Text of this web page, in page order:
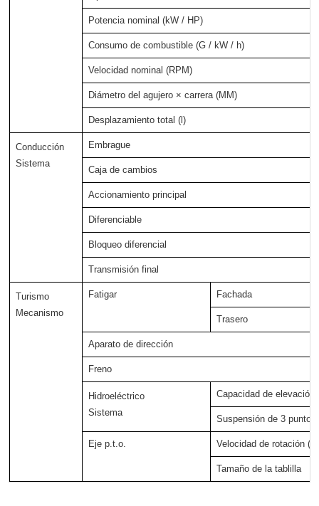
Potencia nominal (kW / HP)
Consumo de combustible (G / kW / h)
Velocidad nominal (RPM)
Diámetro del agujero × carrera (MM)
Desplazamiento total (l)
Conducción
Sistema
Embrague
Caja de cambios
Accionamiento principal
Diferenciable
Bloqueo diferencial
Transmisión final
Turismo
Mecanismo
Fatigar Fachada
Trasero
Aparato de dirección
Freno
Hidroeléctrico
Sistema
Capacidad de
Suspensión de 3 puntos
Eje p.t.o. Velocidad de rotación
Tamaño de la tablilla